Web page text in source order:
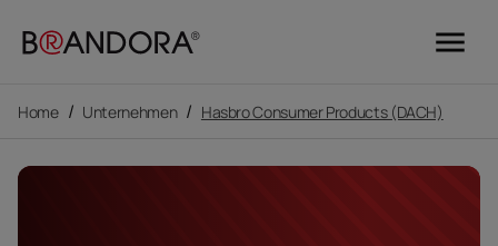
menu
Home / Unternehmen / Hasbro Consumer Products (DACH)